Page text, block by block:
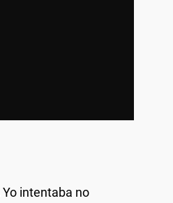
Yo intentaba no